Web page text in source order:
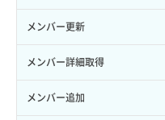
ロール削除
ロール更新
ロール詳細取得
サーバープラン変更
サーバープラン詳細一覧取得
サーバープラン詳細取得
セキュリティグループ更新
セキュリティグループ詳細取得
ネットワーク一覧取得
メンバー更新
メンバー詳細取得
メンバー追加